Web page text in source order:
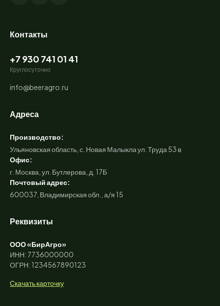
Контакты
+7 930 741 01 41
Круглосуточно
info@beeragro.ru
Адреса
Производство:
Ульяновская область, с. Новая Малыкла ул. Труда 53 в
Офис:
г. Москва, ул. Бутлерова, д. 17Б
Почтовый адрес:
600037, Владимирская обл., а/я 15
Реквизиты
ООО «БирАгро»
ИНН: 7736000000
ОГРН: 1234567890123
Скачать карточку